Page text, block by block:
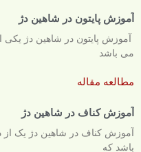
آموزش پایتون در شاهین دژ
آموزش پایتون در شاهین دژ یکی
می باشد
مطالعه مقاله
آموزش کناف در شاهین دژ
آموزش کناف در شاهین دژ یک از
باشد که